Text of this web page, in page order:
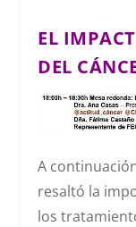
EL
DEL
A
resaltó la
los